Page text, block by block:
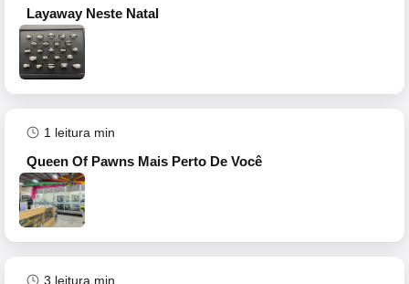
Layaway Neste Natal
1 leitura min
Queen Of Pawns Mais Perto De Você
3 leitura min